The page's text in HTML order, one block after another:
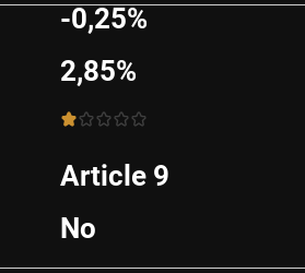
-0,25%
2,85%
1 / 5
Article 9
No